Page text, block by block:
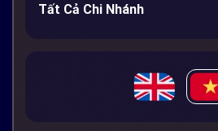
Tất Cả Chi Nhánh